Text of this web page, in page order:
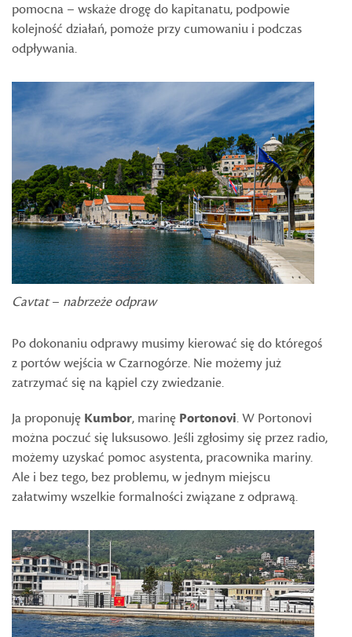
pomocna – wskaże drogę do kapitanatu, podpowie
kolejność działań, pomoże przy cumowaniu i podczas
odpływania.
Cavtat– nabrzeże odpraw
Po dokonaniu odprawy musimy kierować się do któregoś
z portów wejścia w Czarnogórze. Nie możemy już
zatrzymać się na kąpiel czy zwiedzanie.
Ja proponuję Kumbor, marinę Portonovi. W Portonovi
można poczuć się luksusowo. Jeśli zgłosimy się przez radio,
możemy uzyskać pomoc asystenta, pracownika mariny.
Ale i bez tego, bez problemu, w jednym miejscu
załatwimy wszelkie formalności związane z odprawą.